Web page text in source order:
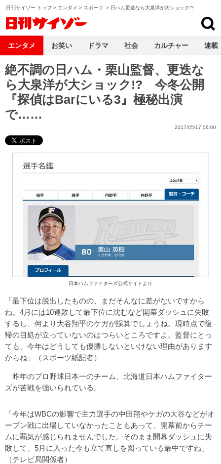
日刊サイゾー トップ> エンタメ > スポーツ > 日ハム更迭なら大泉洋が大ショック!?
絶不調の日ハム・栗山監督、更迭な
ら大泉洋が大ショック!? 今冬公開
『探偵はBarにいる3』極秘出演
で……
2017/05/17 06:00
日本ハムファイターズ公式サイトより
「最下位は脱出したものの、まだそんなに差がないですから
ね。4月には10連敗して最下位に沈むなど開幕ダッシュに失敗
するし、何より大谷翔平のケガが誤算でしょうね。現時点で復
帰の目処が立っていないのはつらいところですよ。監督にとっ
ても、今年はどうしても優勝しないといけない理由があります
からね」（スポーツ紙記者）
昨年のプロ野球日本一のチーム、北海道日本ハムファイター
ズが苦戦を強いられている。
「今年はWBCの影響で主力選手の中田翔やケガの大谷などがオ
ープン戦に出場していなかったこともあって、開幕前からチー
ムに覇気が感じられませんでした。そのまま開幕ダッシュに失
敗して、5月に入った今も立て直しを図っている最中ですね」
（テレビ局関係者）
エンタメ お笑い ドラマ 社会 カルチャー 連載